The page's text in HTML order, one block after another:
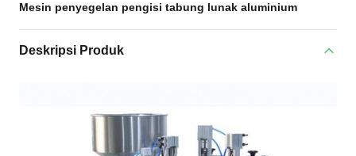
Mesin penyegelan pengisi tabung lunak aluminium
Deskripsi Produk